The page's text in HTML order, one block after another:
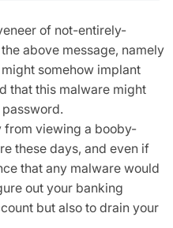
of not-entirely-
above message, namely
somehow implant
that this malware might
from viewing a booby-
these days, and even if
that any malware would
out your banking
but also to drain your